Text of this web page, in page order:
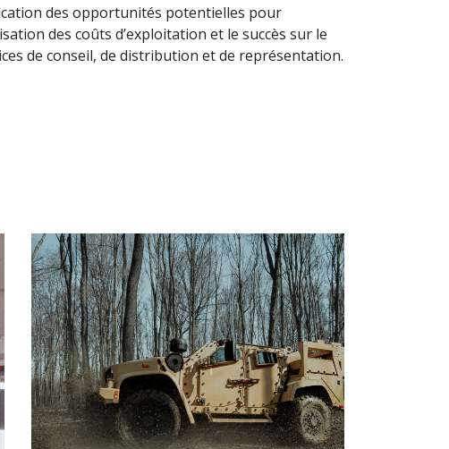
des opportunités potentielles pour
des coûts d’exploitation et le succès sur le
de conseil, de distribution et de représentation.